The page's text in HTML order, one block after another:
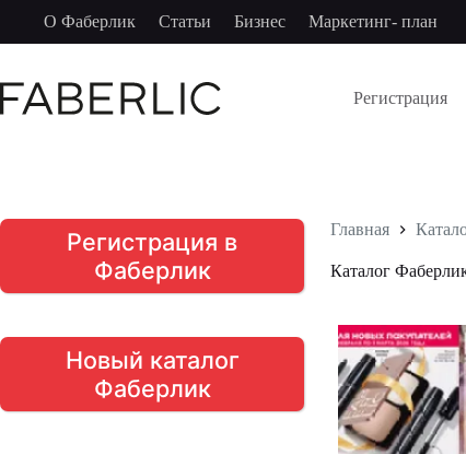
сути
О Фаберлик Статьи Бизнес Маркетинг- план
Регистрация
Главная
Каталог
Регистрация в
Фаберлик
Новый каталог
Фаберлик